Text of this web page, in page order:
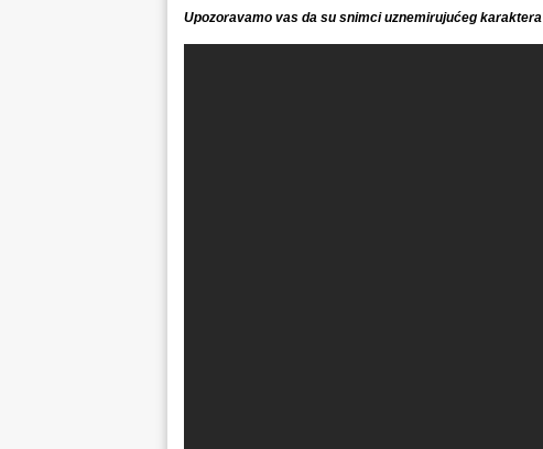
Upozoravamo vas da su snimci uznemirujućeg karaktera